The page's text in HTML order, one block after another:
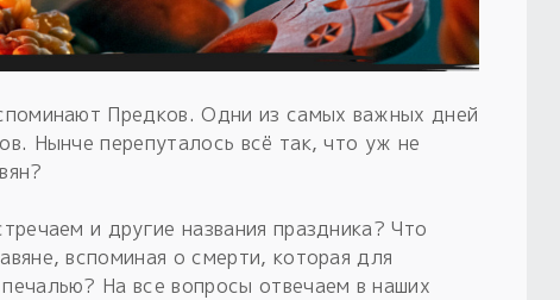
Предков. Одни из самых важных дней
Нынче перепуталось всё так, что уж не
и другие названия праздника? Что
вспоминая о смерти, которая для
На все вопросы отвечаем в наших